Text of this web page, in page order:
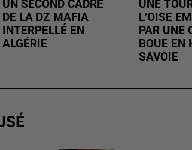
UN SECOND CADRE
DE LA DZ MAFIA
INTERPELLÉ EN
ALGÉRIE
UNE
L’OISE
PAR UNE
BOUE EN
SAVOIE